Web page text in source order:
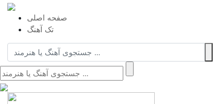
صفحه اصلی
تک آهنگ